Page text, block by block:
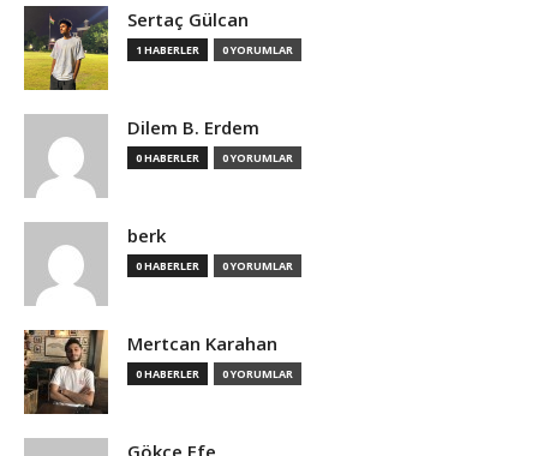
Sertaç Gülcan
1 HABERLER 0 YORUMLAR
Dilem B. Erdem
0 HABERLER 0 YORUMLAR
berk
0 HABERLER 0 YORUMLAR
Mertcan Karahan
0 HABERLER 0 YORUMLAR